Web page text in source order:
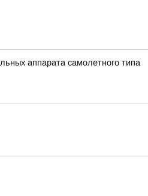
аппарата самолетного типа